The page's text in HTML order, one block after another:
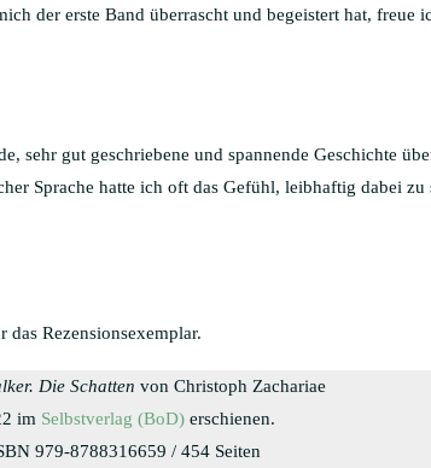
der erste Band überrascht und begeistert hat, freue
sehr gut geschriebene und spannende Geschichte
Sprache hatte ich oft das Gefühl, leibhaftig dabei zu
Rezensionsexemplar.
Die Schatten von Christoph Zachariae
im Selbstverlag (BoD) erschienen.
979-8788316659 / 454 Seiten